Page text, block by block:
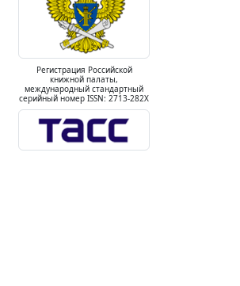
Регистрация Российской
книжной палаты,
международный стандартный
серийный номер ISSN: 2713-282X